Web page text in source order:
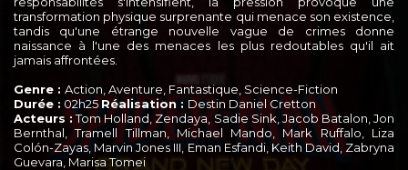
transformation physique surprenante qui menace son existence,
tandis qu'une étrange nouvelle vague de crimes donne
naissance à l'une des menaces les plus redoutables qu'il ait
jamais affrontées.
Genre : Action, Aventure, Fantastique, Science-Fiction
Durée : 02h25Réalisation : Destin Daniel Cretton
Acteurs :Tom Holland, Zendaya, Sadie Sink, Jacob Batalon, Jon
Bernthal, Tramell Tillman, Michael Mando, Mark Ruffalo, Liza
Colón-Zayas, Marvin Jones III, Eman Esfandi, Keith David, Zabryna
Guevara, Marisa Tomei